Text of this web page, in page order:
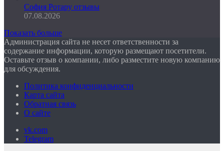
София Ротару отзывы
07.08.2026
Показать больше
Администрация сайта не несет ответственности за
содержание информации, которую размещают посетители.
Оставьте отзыв о компании, либо разместите новую компанию
для обсуждения.
Политика конфиденциальности
Карта сайта
Обратная связь
О сайте
vk.com
Telegram